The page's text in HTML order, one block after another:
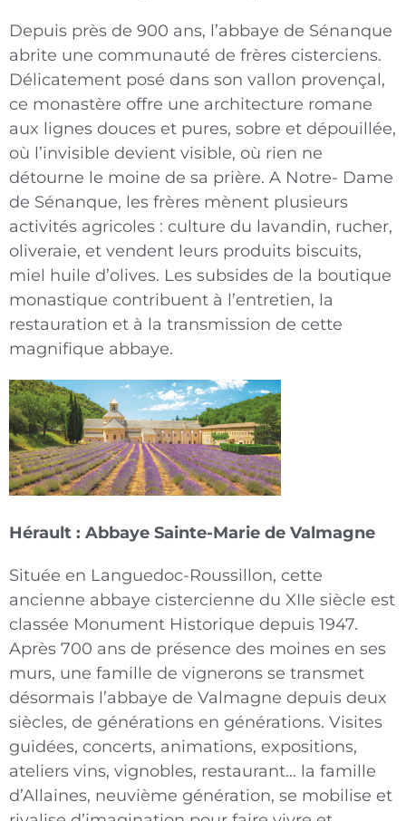
Depuis près de 900 ans, l’abbaye de Sénanque
abrite une communauté de frères cisterciens.
Délicatement posé dans son vallon provençal,
ce monastère offre une architecture romane
aux lignes douces et pures, sobre et dépouillée,
où l’invisible devient visible, où rien ne
détourne le moine de sa prière. A Notre- Dame
de Sénanque, les frères mènent plusieurs
activités agricoles : culture du lavandin, rucher,
oliveraie, et vendent leurs produits biscuits,
miel huile d’olives. Les subsides de la boutique
monastique contribuent à l’entretien, la
restauration et à la transmission de cette
magnifique abbaye.
Hérault : Abbaye Sainte-Marie de Valmagne
Située en Languedoc-Roussillon, cette
ancienne abbaye cistercienne du XIIe siècle est
classée Monument Historique depuis 1947.
Après 700 ans de présence des moines en ses
murs, une famille de vignerons se transmet
désormais l’abbaye de Valmagne depuis deux
siècles, de générations en générations. Visites
guidées, concerts, animations, expositions,
ateliers vins, vignobles, restaurant… la famille
d’Allaines, neuvième génération, se mobilise et